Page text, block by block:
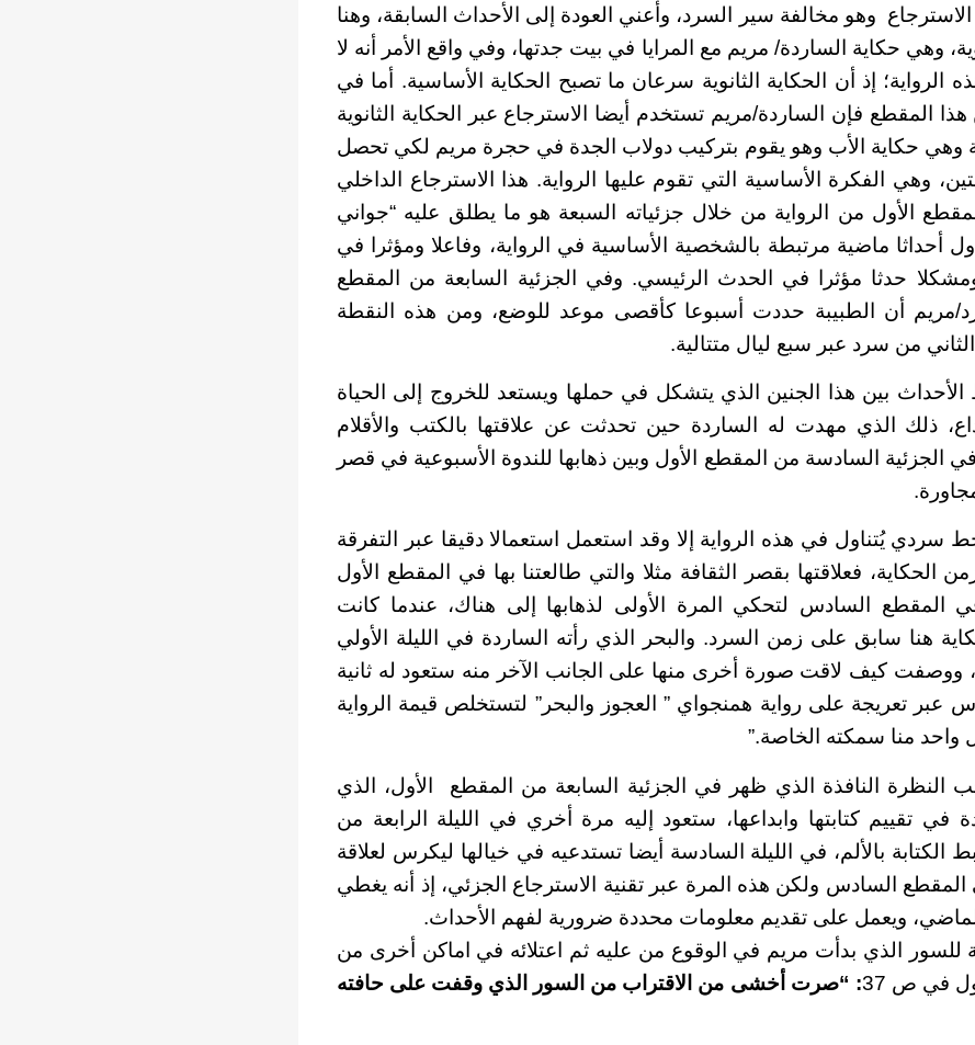
وهو مخالفة سير السرد، وأعني العودة إلى الأحداث السابقة، وهنا
وهي حكاية الساردة/ مريم مع المرايا في بيت جدتها، وفي واقع الأمر أنه لا
الرواية؛ إذ أن الحكاية الثانوية سرعان ما تصبح الحكاية الأساسية. أما في
هذا المقطع فإن الساردة/مريم تستخدم أيضا الاسترجاع عبر الحكاية الثانوية
وهي حكاية الأب وهو يقوم بتركيب دولاب الجدة في حجرة مريم لكي تحصل
وهي الفكرة الأساسية التي تقوم عليها الرواية. هذا الاسترجاع الداخلي
الأول من الرواية من خلال جزئياته السبعة هو ما يطلق عليه “جواني
أحداثا ماضية مرتبطة بالشخصية الأساسية في الرواية، وفاعلا ومؤثرا في
حدثا مؤثرا في الحدث الرئيسي. وفي الجزئية السابعة من المقطع
مريم أن الطبيبة حددت أسبوعا كأقصى موعد للوضع، ومن هذه النقطة
من سرد عبر سبع ليال متتالية.
الأحداث بين هذا الجنين الذي يتشكل في حملها ويستعد للخروج إلى الحياة
ذلك الذي مهدت له الساردة حين تحدثت عن علاقتها بالكتب والأقلام
الجزئية السادسة من المقطع الأول وبين ذهابها للندوة الأسبوعية في قصر
يُتناول في هذه الرواية إلا وقد استعمل استعمالا دقيقا عبر التفرقة
الحكاية، فعلاقتها بقصر الثقافة مثلا والتي طالعتنا بها في المقطع الأول
المقطع السادس لتحكي المرة الأولى لذهابها إلى هناك، عندما كانت
هنا سابق على زمن السرد. والبحر الذي رأته الساردة في الليلة الأولي
ووصفت كيف لاقت صورة أخرى منها على الجانب الآخر منه ستعود له ثانية
عبر تعريجة على رواية همنجواي ” العجوز والبحر” لتستخلص قيمة الرواية
واحد منا سمكته الخاصة.”
النظرة النافذة الذي ظهر في الجزئية السابعة من المقطع الأول، الذي
في تقييم كتابتها وابداعها، ستعود إليه مرة أخري في الليلة الرابعة من
الكتابة بالألم، في الليلة السادسة أيضا تستدعيه في خيالها ليكرس لعلاقة
المقطع السادس ولكن هذه المرة عبر تقنية الاسترجاع الجزئي، إذ أنه يغطي
ويعمل على تقديم معلومات محددة ضرورية لفهم الأحداث.
للسور الذي بدأت مريم في الوقوع من عليه ثم اعتلائه في اماكن أخرى من
في ص 37
: “صرت أخشى من الاقتراب من السور الذي وقفت على حافته